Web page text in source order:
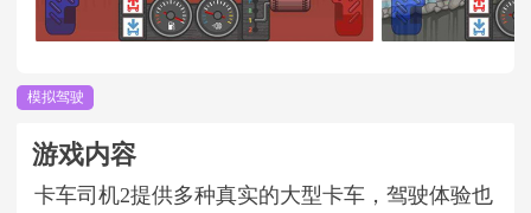
模拟驾驶
游戏内容
卡车司机2提供多种真实的大型卡车，驾驶体验也